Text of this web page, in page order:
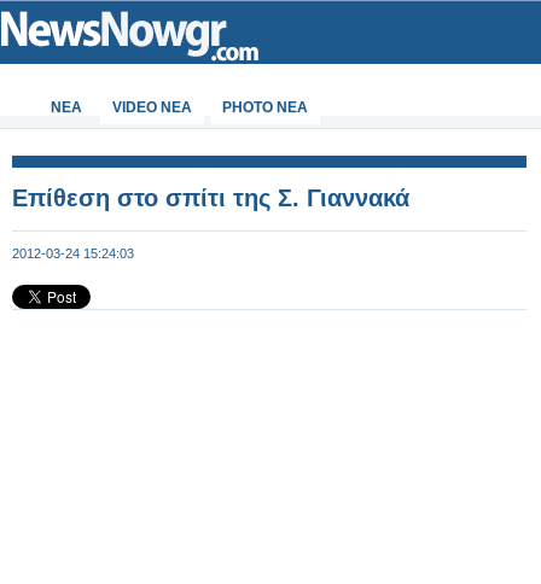
ΝΕΑ VIDEO NEA PHOTO NEA
Επίθεση στο σπίτι της Σ. Γιαννακά
2012-03-24 15:24:03